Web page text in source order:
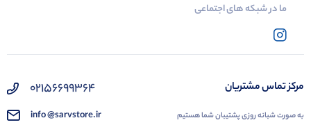
ما در شبکه های اجتماعی
مرکز تماس مشتریان
به صورت شبانه روزی پشتیبان شما هستیم
02156699364
info @sarvstore.ir